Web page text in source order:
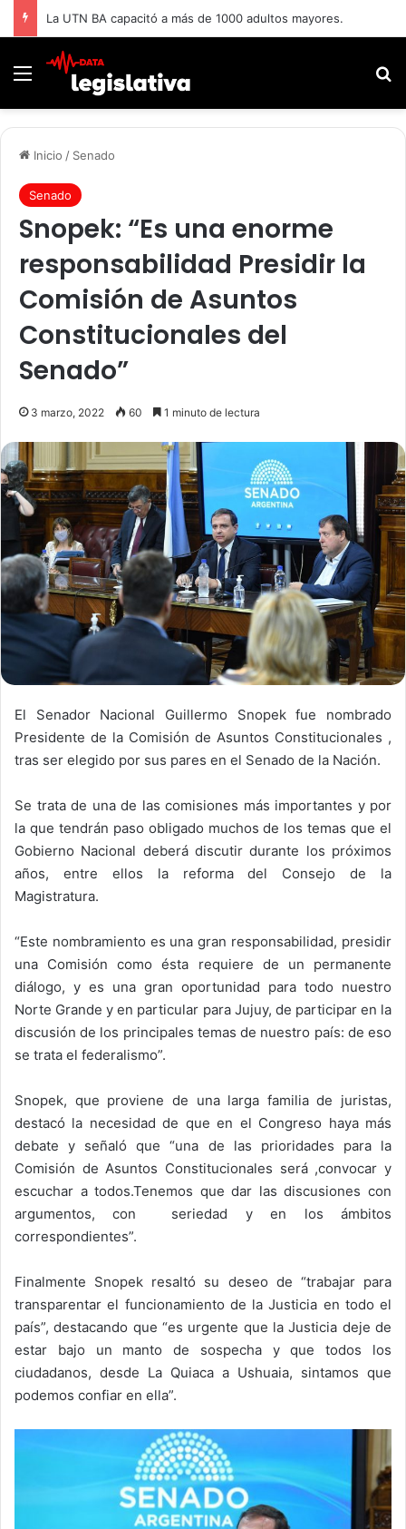
La UTN BA capacitó a más de 1000 adultos mayores.
Menú
Inicio / Senado
Senado
Snopek: “Es una enorme
responsabilidad Presidir la
Comisión de Asuntos
Constitucionales del
Senado”
3 marzo, 2022 60 1 minuto de lectura
El Senador Nacional Guillermo Snopek fue nombrado
Presidente de la Comisión de Asuntos Constitucionales ,
tras ser elegido por sus pares en el Senado de la Nación.
Se trata de una de las comisiones más importantes y por
la que tendrán paso obligado muchos de los temas que el
Gobierno Nacional deberá discutir durante los próximos
años, entre ellos la reforma del Consejo de la
Magistratura.
“Este nombramiento es una gran responsabilidad, presidir
una Comisión como ésta requiere de un permanente
diálogo, y es una gran oportunidad para todo nuestro
Norte Grande y en particular para Jujuy, de participar en la
discusión de los principales temas de nuestro país: de eso
se trata el federalismo”.
Snopek, que proviene de una larga familia de juristas,
destacó la necesidad de que en el Congreso haya más
debate y señaló que “una de las prioridades para la
Comisión de Asuntos Constitucionales será ,convocar y
escuchar a todos.Tenemos que dar las discusiones con
argumentos, con seriedad y en los ámbitos
correspondientes”.
Finalmente Snopek resaltó su deseo de “trabajar para
transparentar el funcionamiento de la Justicia en todo el
país”, destacando que “es urgente que la Justicia deje de
estar bajo un manto de sospecha y que todos los
ciudadanos, desde La Quiaca a Ushuaia, sintamos que
podemos confiar en ella”.